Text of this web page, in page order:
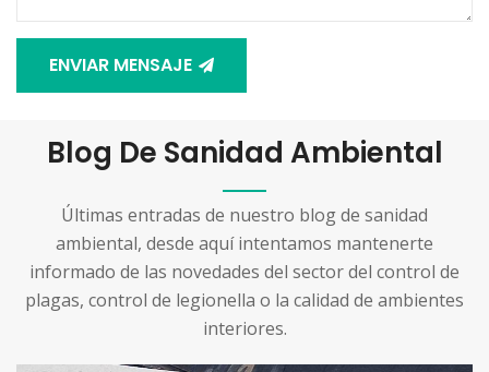
ENVIAR MENSAJE
Blog De Sanidad Ambiental
Últimas entradas de nuestro blog de sanidad
ambiental, desde aquí intentamos mantenerte
informado de las novedades del sector del control de
plagas, control de legionella o la calidad de ambientes
interiores.